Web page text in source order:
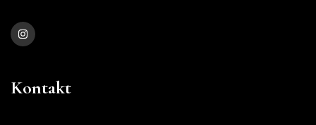
Kontakt